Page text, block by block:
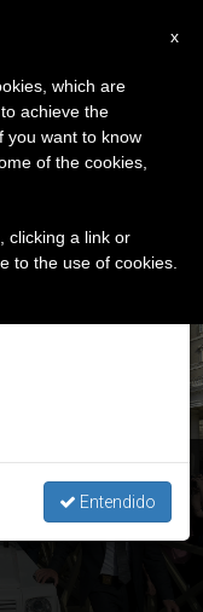
– Palabras del
×
la pausa
de verano
también el
Entendido
x
which are
achieve the
you want to know
of the cookies,
clicking a link or
to the use of cookies.